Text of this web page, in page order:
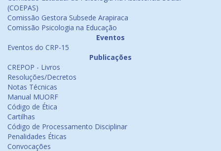
(COEPAS)
Comissão Gestora Subsede Arapiraca
Comissão Psicologia na Educação
Eventos
Eventos do CRP-15
Publicações
CREPOP - Livros
Resoluções/Decretos
Notas Técnicas
Manual MUORF
Código de Ética
Cartilhas
Código de Processamento Disciplinar
Penalidades Éticas
Convocações